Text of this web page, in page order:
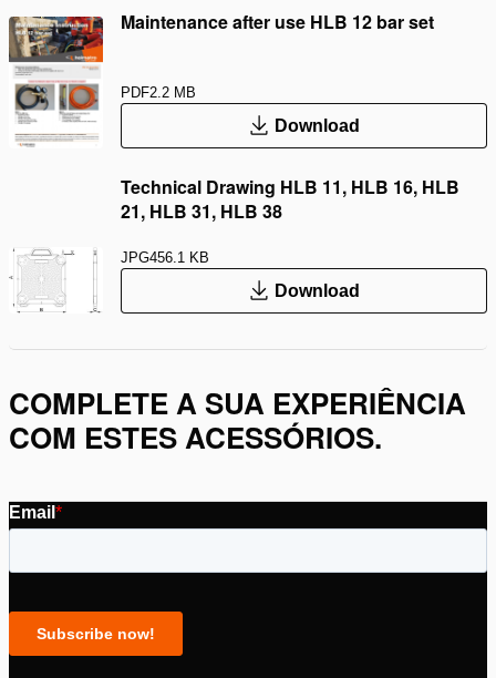
Maintenance after use HLB 12 bar set
PDF2.2 MB
Download
Technical Drawing HLB 11, HLB 16, HLB
21, HLB 31, HLB 38
JPG456.1 KB
Download
COMPLETE A SUA EXPERIÊNCIA
COM ESTES ACESSÓRIOS.